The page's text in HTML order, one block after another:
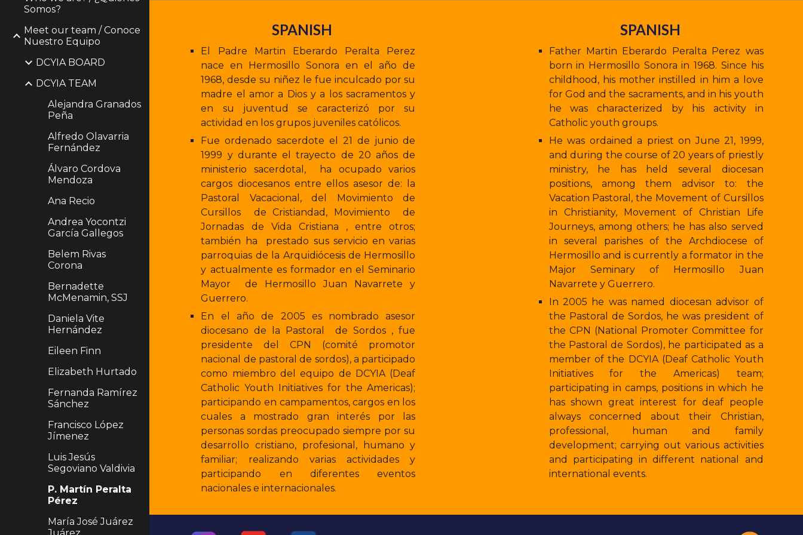
Somos?
Meet our team / Conoce
Nuestro Equipo
DCYIA BOARD
DCYIA TEAM
Alejandra Granados
Peña
Alfredo Olavarria
Fernández
Álvaro Cordova
Mendoza
Ana Recio
Andrea Yocontzi
García Gallegos
Belem Rivas
Corona
Bernadette
McMenamin, SSJ
Daniela Vite
Hernández
Eileen Finn
Elizabeth Hurtado
Fernanda Ramírez
Sánchez
Francisco López
Jímenez
Luis Jesús
Segoviano Valdivia
P. Martín Peralta
Pérez
María José Juárez
SPANISH
El Padre Martin Eberardo Peralta Perez
nace en Hermosillo Sonora en el año de
1968, desde su niñez le fue inculcado por su
madre el amor a Dios y a los sacramentos y
en su juventud se caracterizó por su
actividad en los grupos juveniles católicos.
Fue ordenado sacerdote el 21 de junio de
1999 y durante el trayecto de 20 años de
ministerio sacerdotal, ha ocupado varios
cargos diocesanos entre ellos asesor de: la
Pastoral Vacacional, del Movimiento de
Cursillos de Cristiandad, Movimiento de
Jornadas de Vida Cristiana , entre otros;
también ha prestado sus servicio en varias
parroquias de la Arquidiócesis de Hermosillo
y actualmente es formador en el Seminario
Mayor de Hermosillo Juan Navarrete y
Guerrero.
En el año de 2005 es nombrado asesor
diocesano de la Pastoral de Sordos , fue
presidente del CPN (comité promotor
nacional de pastoral de sordos), a participado
como miembro del equipo de DCYIA (Deaf
Catholic Youth Initiatives for the Americas);
participando en campamentos, cargos en los
cuales a mostrado gran interés por las
personas sordas preocupado siempre por su
desarrollo cristiano, profesional, humano y
familiar; realizando varias actividades y
participando en diferentes eventos
nacionales e internacionales.
SPANISH
Father Martin Eberardo Peralta Perez was
born in Hermosillo Sonora in 1968. Since his
childhood, his mother instilled in him a love
for God and the sacraments, and in his youth
he was characterized by his activity in
Catholic youth groups.
He was ordained a priest on June 21, 1999,
and during the course of 20 years of priestly
ministry, he has held several diocesan
positions, among them advisor to: the
Vacation Pastoral, the Movement of Cursillos
in Christianity, Movement of Christian Life
Journeys, among others; he has also served
in several parishes of the Archdiocese of
Hermosillo and is currently a formator in the
Major Seminary of Hermosillo Juan
Navarrete y Guerrero.
In 2005 he was named diocesan advisor of
the Pastoral de Sordos, he was president of
the CPN (National Promoter Committee for
the Pastoral de Sordos), he participated as a
member of the DCYIA (Deaf Catholic Youth
Initiatives for the Americas) team;
participating in camps, positions in which he
has shown great interest for deaf people
always concerned about their Christian,
professional, human and family
development; carrying out various activities
and participating in different national and
international events.